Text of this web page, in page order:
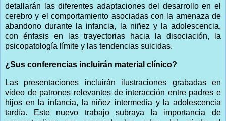
detallarán las diferentes adaptaciones del desarrollo en el
cerebro y el comportamiento asociadas con la amenaza de
abandono durante la infancia, la niñez y la adolescencia,
con énfasis en las trayectorias hacia la disociación, la
psicopatología límite y las tendencias suicidas.
¿Sus conferencias incluirán material clínico?
Las presentaciones incluirán ilustraciones grabadas en
video de patrones relevantes de interacción entre padres e
hijos en la infancia, la niñez intermedia y la adolescencia
tardía. Este nuevo trabajo subraya la importancia de